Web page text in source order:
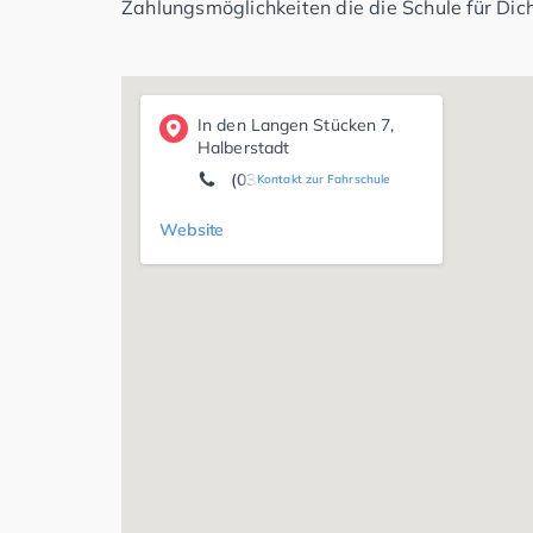
Zahlungsmöglichkeiten die die Schule für
In den Langen Stücken 7,
Halberstadt
Kontakt zur Fahrschule
(03941) 5 88 94 84
Website